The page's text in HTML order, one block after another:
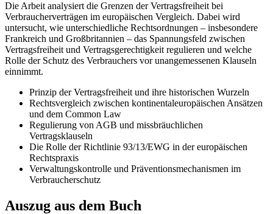
Die Arbeit analysiert die Grenzen der Vertragsfreiheit bei
Verbraucherverträgen im europäischen Vergleich. Dabei wird
untersucht, wie unterschiedliche Rechtsordnungen – insbesondere
Frankreich und Großbritannien – das Spannungsfeld zwischen
Vertragsfreiheit und Vertragsgerechtigkeit regulieren und welche
Rolle der Schutz des Verbrauchers vor unangemessenen Klauseln
einnimmt.
Prinzip der Vertragsfreiheit und ihre historischen Wurzeln
Rechtsvergleich zwischen kontinentaleuropäischen Ansätzen
und dem Common Law
Regulierung von AGB und missbräuchlichen
Vertragsklauseln
Die Rolle der Richtlinie 93/13/EWG in der europäischen
Rechtspraxis
Verwaltungskontrolle und Präventionsmechanismen im
Verbraucherschutz
Auszug aus dem Buch